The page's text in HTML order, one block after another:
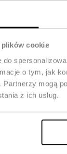
cookie
o tym, jak
mogą
z ich usług.